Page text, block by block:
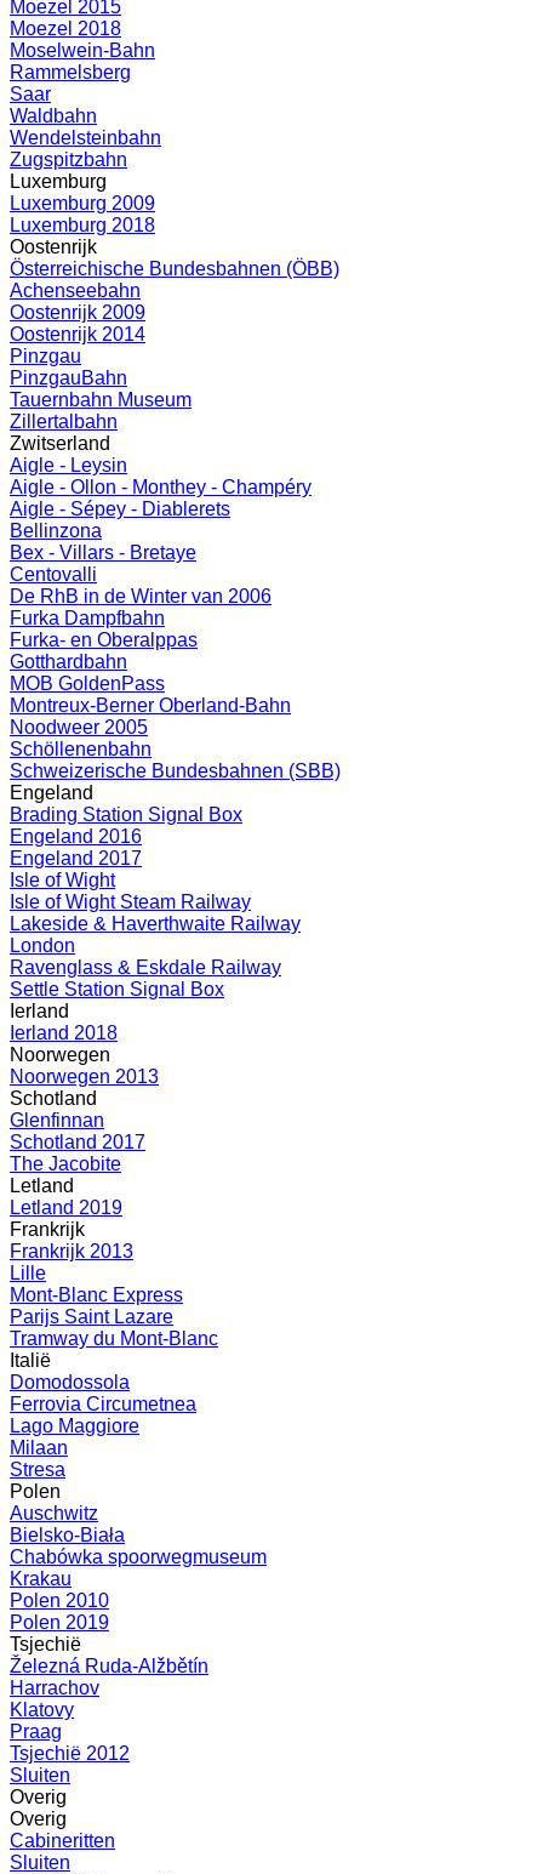
Moezel 2015
Moezel 2018
Moselwein-Bahn
Rammelsberg
Saar
Waldbahn
Wendelsteinbahn
Zugspitzbahn
Luxemburg
Luxemburg 2009
Luxemburg 2018
Oostenrijk
Österreichische Bundesbahnen (ÖBB)
Achenseebahn
Oostenrijk 2009
Oostenrijk 2014
Pinzgau
PinzgauBahn
Tauernbahn Museum
Zillertalbahn
Zwitserland
Aigle - Leysin
Aigle - Ollon - Monthey - Champéry
Aigle - Sépey - Diablerets
Bellinzona
Bex - Villars - Bretaye
Centovalli
De RhB in de Winter van 2006
Furka Dampfbahn
Furka- en Oberalppas
Gotthardbahn
MOB GoldenPass
Montreux-Berner Oberland-Bahn
Noodweer 2005
Schöllenenbahn
Schweizerische Bundesbahnen (SBB)
Engeland
Brading Station Signal Box
Engeland 2016
Engeland 2017
Isle of Wight
Isle of Wight Steam Railway
Lakeside & Haverthwaite Railway
London
Ravenglass & Eskdale Railway
Settle Station Signal Box
Ierland
Ierland 2018
Noorwegen
Noorwegen 2013
Schotland
Glenfinnan
Schotland 2017
The Jacobite
Letland
Letland 2019
Frankrijk
Frankrijk 2013
Lille
Mont-Blanc Express
Parijs Saint Lazare
Tramway du Mont-Blanc
Italië
Domodossola
Ferrovia Circumetnea
Lago Maggiore
Milaan
Stresa
Polen
Auschwitz
Bielsko-Biała
Chabówka spoorwegmuseum
Krakau
Polen 2010
Polen 2019
Tsjechië
Železná Ruda-Alžbětín
Harrachov
Klatovy
Praag
Tsjechië 2012
Sluiten
Overig
Overig
Cabineritten
Sluiten